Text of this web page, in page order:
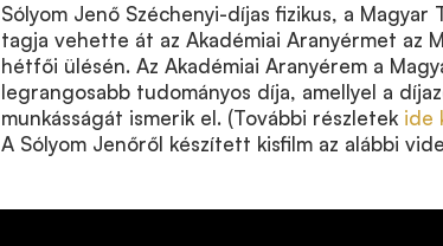
Sólyom Jenő Széchenyi-díjas fizikus, a Magyar
tagja vehette át az Akadémiai Aranyérmet az
hétfői ülésén. Az Akadémiai Aranyérem a
legrangosabb tudományos díja, amellyel a
munkásságát ismerik el. (További részletek ide
A Sólyom Jenőről készített kisfilm az alábbi